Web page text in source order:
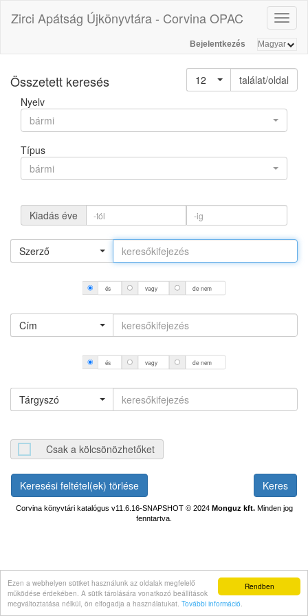
Rendben
Ezen a webhelyen sütiket használunk az oldalak megfelelő
működése érdekében. A sütik tárolására vonatkozó beállítások
megváltoztatása nélkül, ön elfogadja a használatukat. További információ.
Zirci Apátság Újkönyvtára - Corvina OPAC
Bejelentkezés
Összetett keresés 12
találat/oldal
Nyelv
bármi
Típus
bármi
Kiadás éve
Szerző
és vagy de nem
Cím
és vagy de nem
Tárgyszó
Csak a kölcsönözhetőket
Keresési feltétel(ek) törlése
Corvina könyvtári katalógus v11.6.16-SNAPSHOT© 2024 Monguz kft.Minden jog
fenntartva.